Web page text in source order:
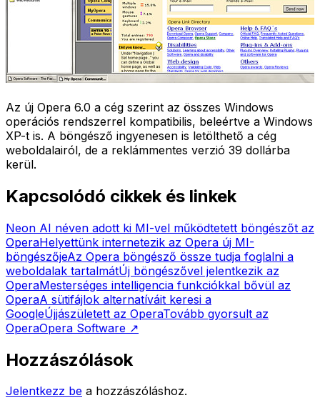
Az új Opera 6.0 a cég szerint az összes Windows
operációs rendszerrel kompatibilis, beleértve a Windows
XP-t is. A böngésző ingyenesen is letölthető a cég
weboldalairól, de a reklámmentes verzió 39 dollárba
kerül.
Kapcsolódó cikkek és linkek
Neon AI néven adott ki MI-vel működtetett böngészőt az
OperaHelyettünk internetezik az Opera új MI-
böngészőjeAz Opera böngésző össze tudja foglalni a
weboldalak tartalmátÚj böngészővel jelentkezik az
OperaMesterséges intelligencia funkciókkal bővül az
OperaA sütifájlok alternatíváit keresi a
GoogleÚjjászületett az OperaTovább gyorsult az
OperaOpera Software ↗
Hozzászólások
Jelentkezz be a hozzászóláshoz.